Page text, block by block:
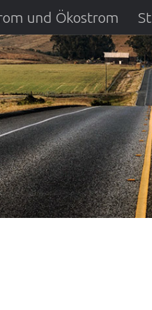
und Ökostrom
DSL